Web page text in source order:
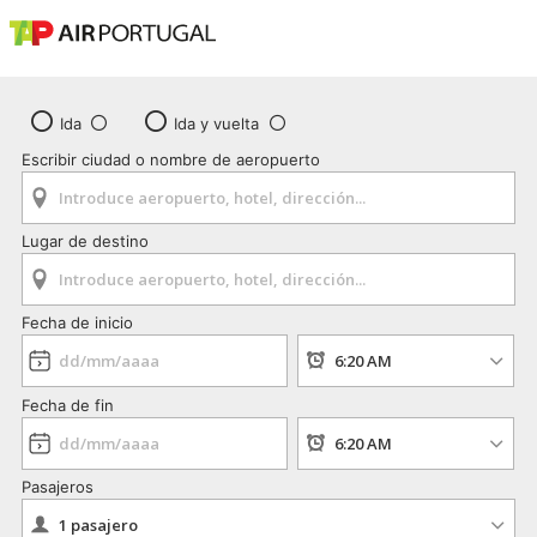
Ida
Ida y vuelta
Escribir ciudad o nombre de aeropuerto
Lugar de destino
Fecha de inicio
Fecha de fin
Pasajeros